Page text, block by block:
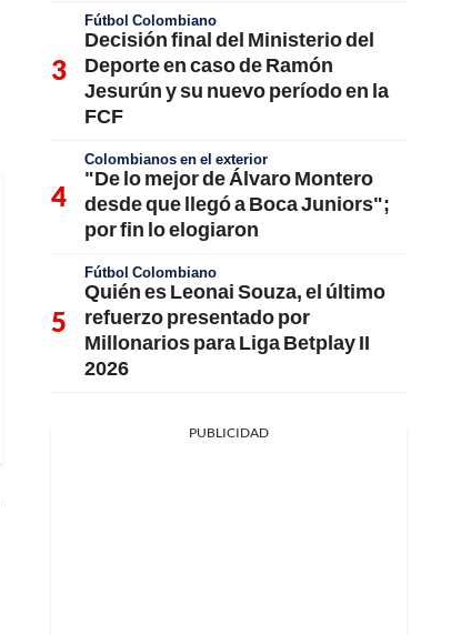
Fútbol Colombiano
Decisión final del Ministerio del
Deporte en caso de Ramón
Jesurún y su nuevo período en la
FCF
Colombianos en el exterior
"De lo mejor de Álvaro Montero
desde que llegó a Boca Juniors";
por fin lo elogiaron
Fútbol Colombiano
Quién es Leonai Souza, el último
refuerzo presentado por
Millonarios para Liga Betplay II
2026
PUBLICIDAD